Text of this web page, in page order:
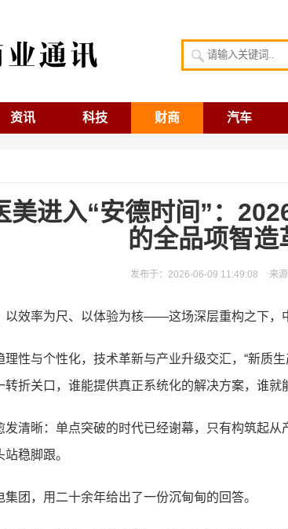
请输入关键词
资讯 科技 财商 汽车
美进入“安德时间”：
的全品项智造
发布于：2026-06-09 11:49:08 来
以效率为尺、以体验为核——这场深层重构之下，
理性与个性化，技术革新与产业升级交汇，“新质
转折关口，谁能提供真正系统化的解决方案，谁就
发清晰：单点突破的时代已经谢幕，只有构筑起
稳脚跟。
集团，用二十余年给出了一份沉甸甸的回答。